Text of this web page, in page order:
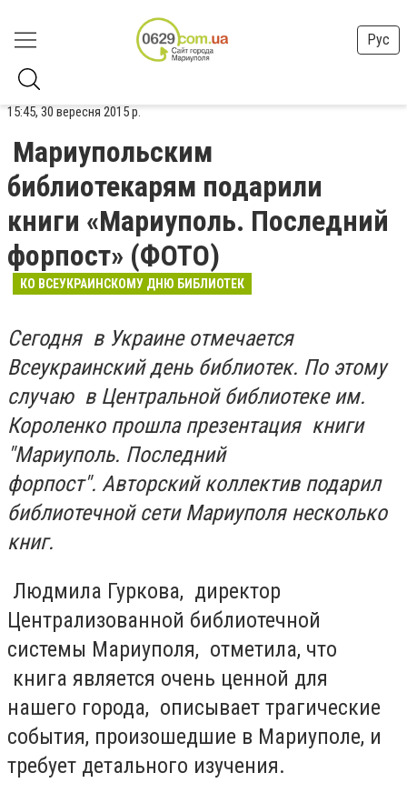
Рус
15:45, 30 вересня 2015 р.
Мариупольским
библиотекарям подарили
книги «Мариуполь. Последний
форпост» (ФОТО)
КО ВСЕУКРАИНСКОМУ ДНЮ БИБЛИОТЕК
Сегодня в Украине отмечается
Всеукраинский день библиотек. По этому
случаю в Центральной библиотеке им.
Короленко прошла презентация книги
"Мариуполь. Последний
форпост". Авторский коллектив подарил
библиотечной сети Мариуполя несколько
книг.
Людмила Гуркова, директор
Централизованной библиотечной
системы Мариуполя, отметила, что
книга является очень ценной для
нашего города, описывает трагические
события, произошедшие в Мариуполе, и
требует детального изучения.